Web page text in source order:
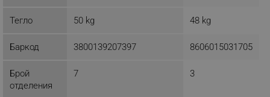
Тегло 50 kg 48 kg
Баркод 3800139207397 8606015031705
Брой
отделения
7 3